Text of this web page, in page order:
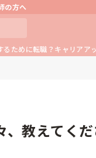
の方へ
るために転職？キャリアア
教えてくだ